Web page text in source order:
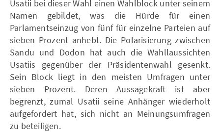
Usatii bei dieser Wahl einen Wahlblock unter seinem
Namen gebildet, was die Hürde für einen
Parlamentseinzug von fünf für einzelne Parteien auf
sieben Prozent anhebt. Die Polarisierung zwischen
Sandu und Dodon hat auch die Wahllaussichten
Usatiis gegenüber der Präsidentenwahl gesenkt.
Sein Block liegt in den meisten Umfragen unter
sieben Prozent. Deren Aussagekraft ist aber
begrenzt, zumal Usatii seine Anhänger wiederholt
aufgefordert hat, sich nicht an Meinungsumfragen
zu beteiligen.